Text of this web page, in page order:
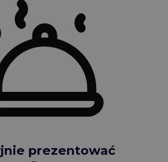
prezentować